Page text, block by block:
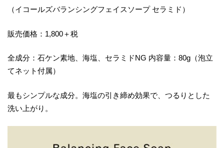
（イコールズバランシングフェイスソープ セラミド）
販売価格：1,800＋税
全成分：石ケン素地、海塩、セラミドNG 内容量：80g（泡立
てネット付属）
最もシンプルな成分。海塩の引き締め効果で、つるりとした
洗い上がり。